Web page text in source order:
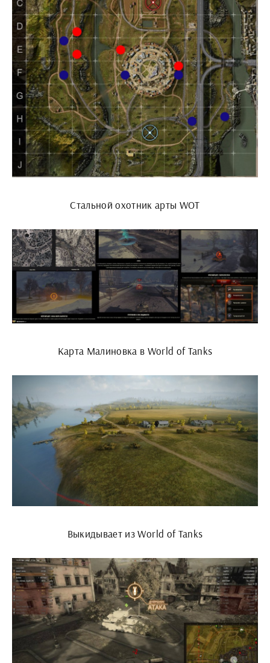
Стальной охотник арты WOT
Карта Малиновка в World of Tanks
Выкидывает из World of Tanks